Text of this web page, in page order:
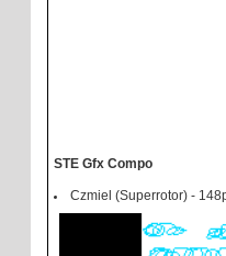
STE Gfx Compo
Czmiel (Superrotor) -